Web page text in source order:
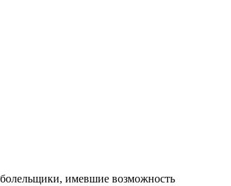
имевшие возможность